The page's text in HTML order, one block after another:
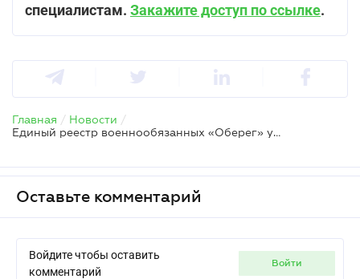
специалистам. Закажите доступ по ссылке.
Главная / Новости /
Единый реестр военнообязанных «Оберег» уже работает, но будет расширяться
Оставьте комментарий
Войдите чтобы оставить
комментарий
войти